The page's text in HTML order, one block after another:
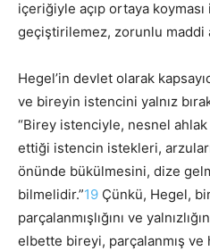
içeriğiyle açıp ortaya
geçiştirilemez, zorunlu maddi
Hegel’in devlet olarak
ve bireyin istencini yalnız
“Birey istenciyle, nesnel
ettiği istencin istekleri,
önünde bükülmesini, dize
bilmelidir.”19 Çünkü, Hegel,
parçalanmışlığını ve
elbette bireyi, parçalanmış